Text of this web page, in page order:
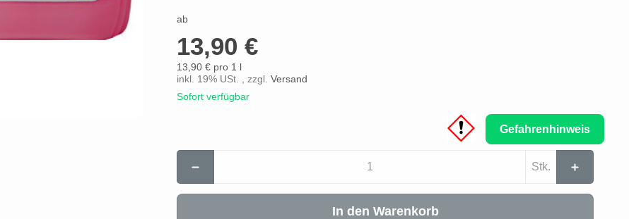
ab
13,90 €
13,90 € pro 1 l
inkl. 19% USt. , zzgl. Versand
Sofort verfügbar
Gefahrenhinweis
Stk.
In den Warenkorb